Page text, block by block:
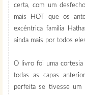
certa, com um
mais HOT que os
excêntrica família
ainda mais por todos
O livro foi uma cortesia
todas as capas
perfeita se tivesse um